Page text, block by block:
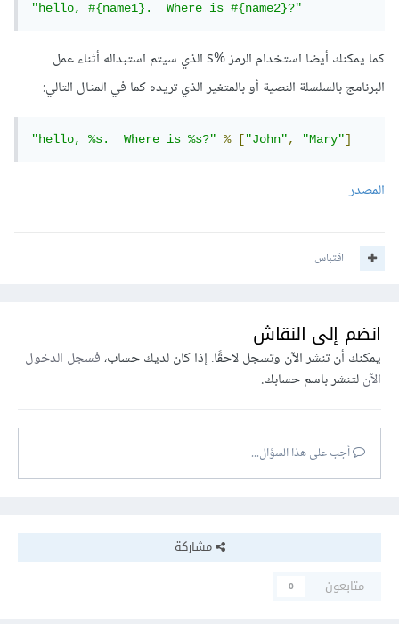
"hello, #{name1}.  Where is #{name2}?"
كما يمكنك أيضا استخدام الرمز %s الذي سيتم استبداله أثناء عمل
البرنامج بالسلسلة النصية أو بالمتغير الذي تريده كما في المثال التالي:
"hello, %s.  Where is %s?" % ["John", "Mary"]
المصدر
اقتباس
انضم إلى النقاش
يمكنك أن تنشر الآن وتسجل لاحقًا. إذا كان لديك حساب،فسجل الدخول
الآنلتنشر باسم حسابك.
أجب على هذا السؤال...
مشاركة
متابعون
0